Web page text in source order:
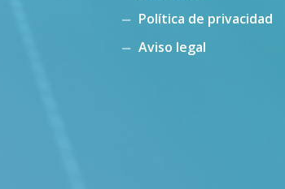
Política de privacidad
Aviso legal